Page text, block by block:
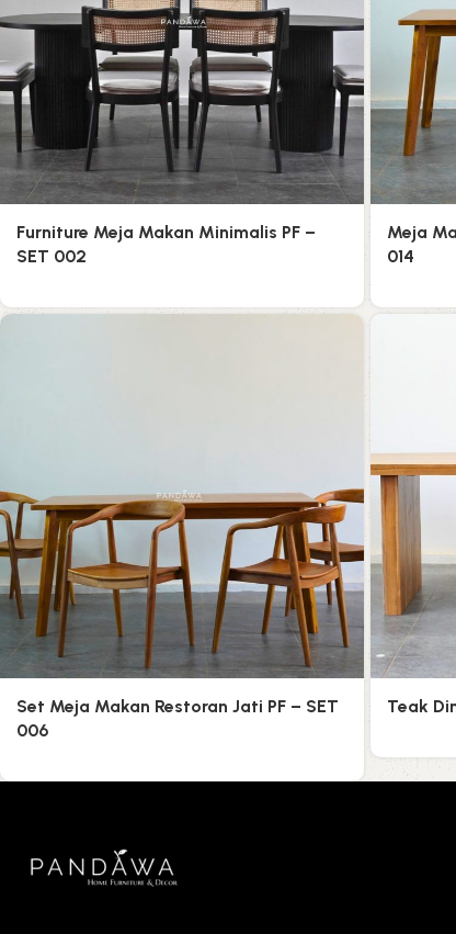
Furniture Meja Makan Minimalis PF –
SET 002
Meja
014
Set Meja Makan Restoran Jati PF – SET
006
Teak